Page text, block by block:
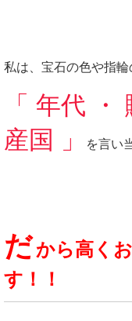
私は、宝石の色や指
「 年代
産国 」
を言い
だから高く
す！！